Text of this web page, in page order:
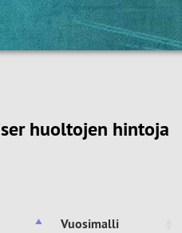
huoltojen hintoja
Vuosimalli